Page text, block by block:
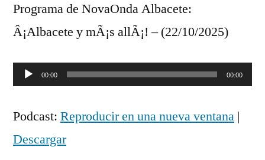
Programa de NovaOnda Albacete:
Â¡Albacete y mÃ¡s allÃ¡! – (22/10/2025)
Reproductor
audio
00:00 00:00
Podcast: Reproducir en una nueva ventana |
Descargar